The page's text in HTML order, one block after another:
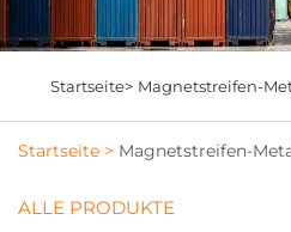
Startseite> Magnetstreifen-
Startseite > Magnetstreifen-
ALLE PRODUKTE